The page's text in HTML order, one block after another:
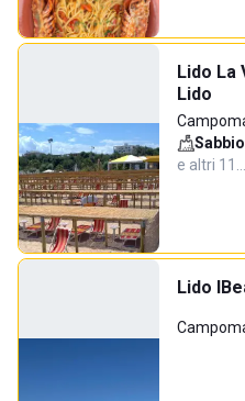
Lido La
Lido
e altri 11…
Lido